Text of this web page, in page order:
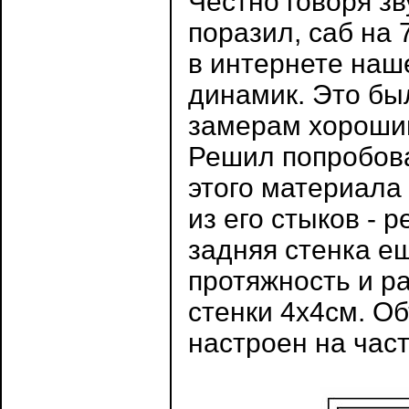
поразил, саб на
в интернете
динамик. Это
замерам
Решил
этого
из его стыков -
задняя стенка
протяжность и
стенки 4х4см.
настроен на